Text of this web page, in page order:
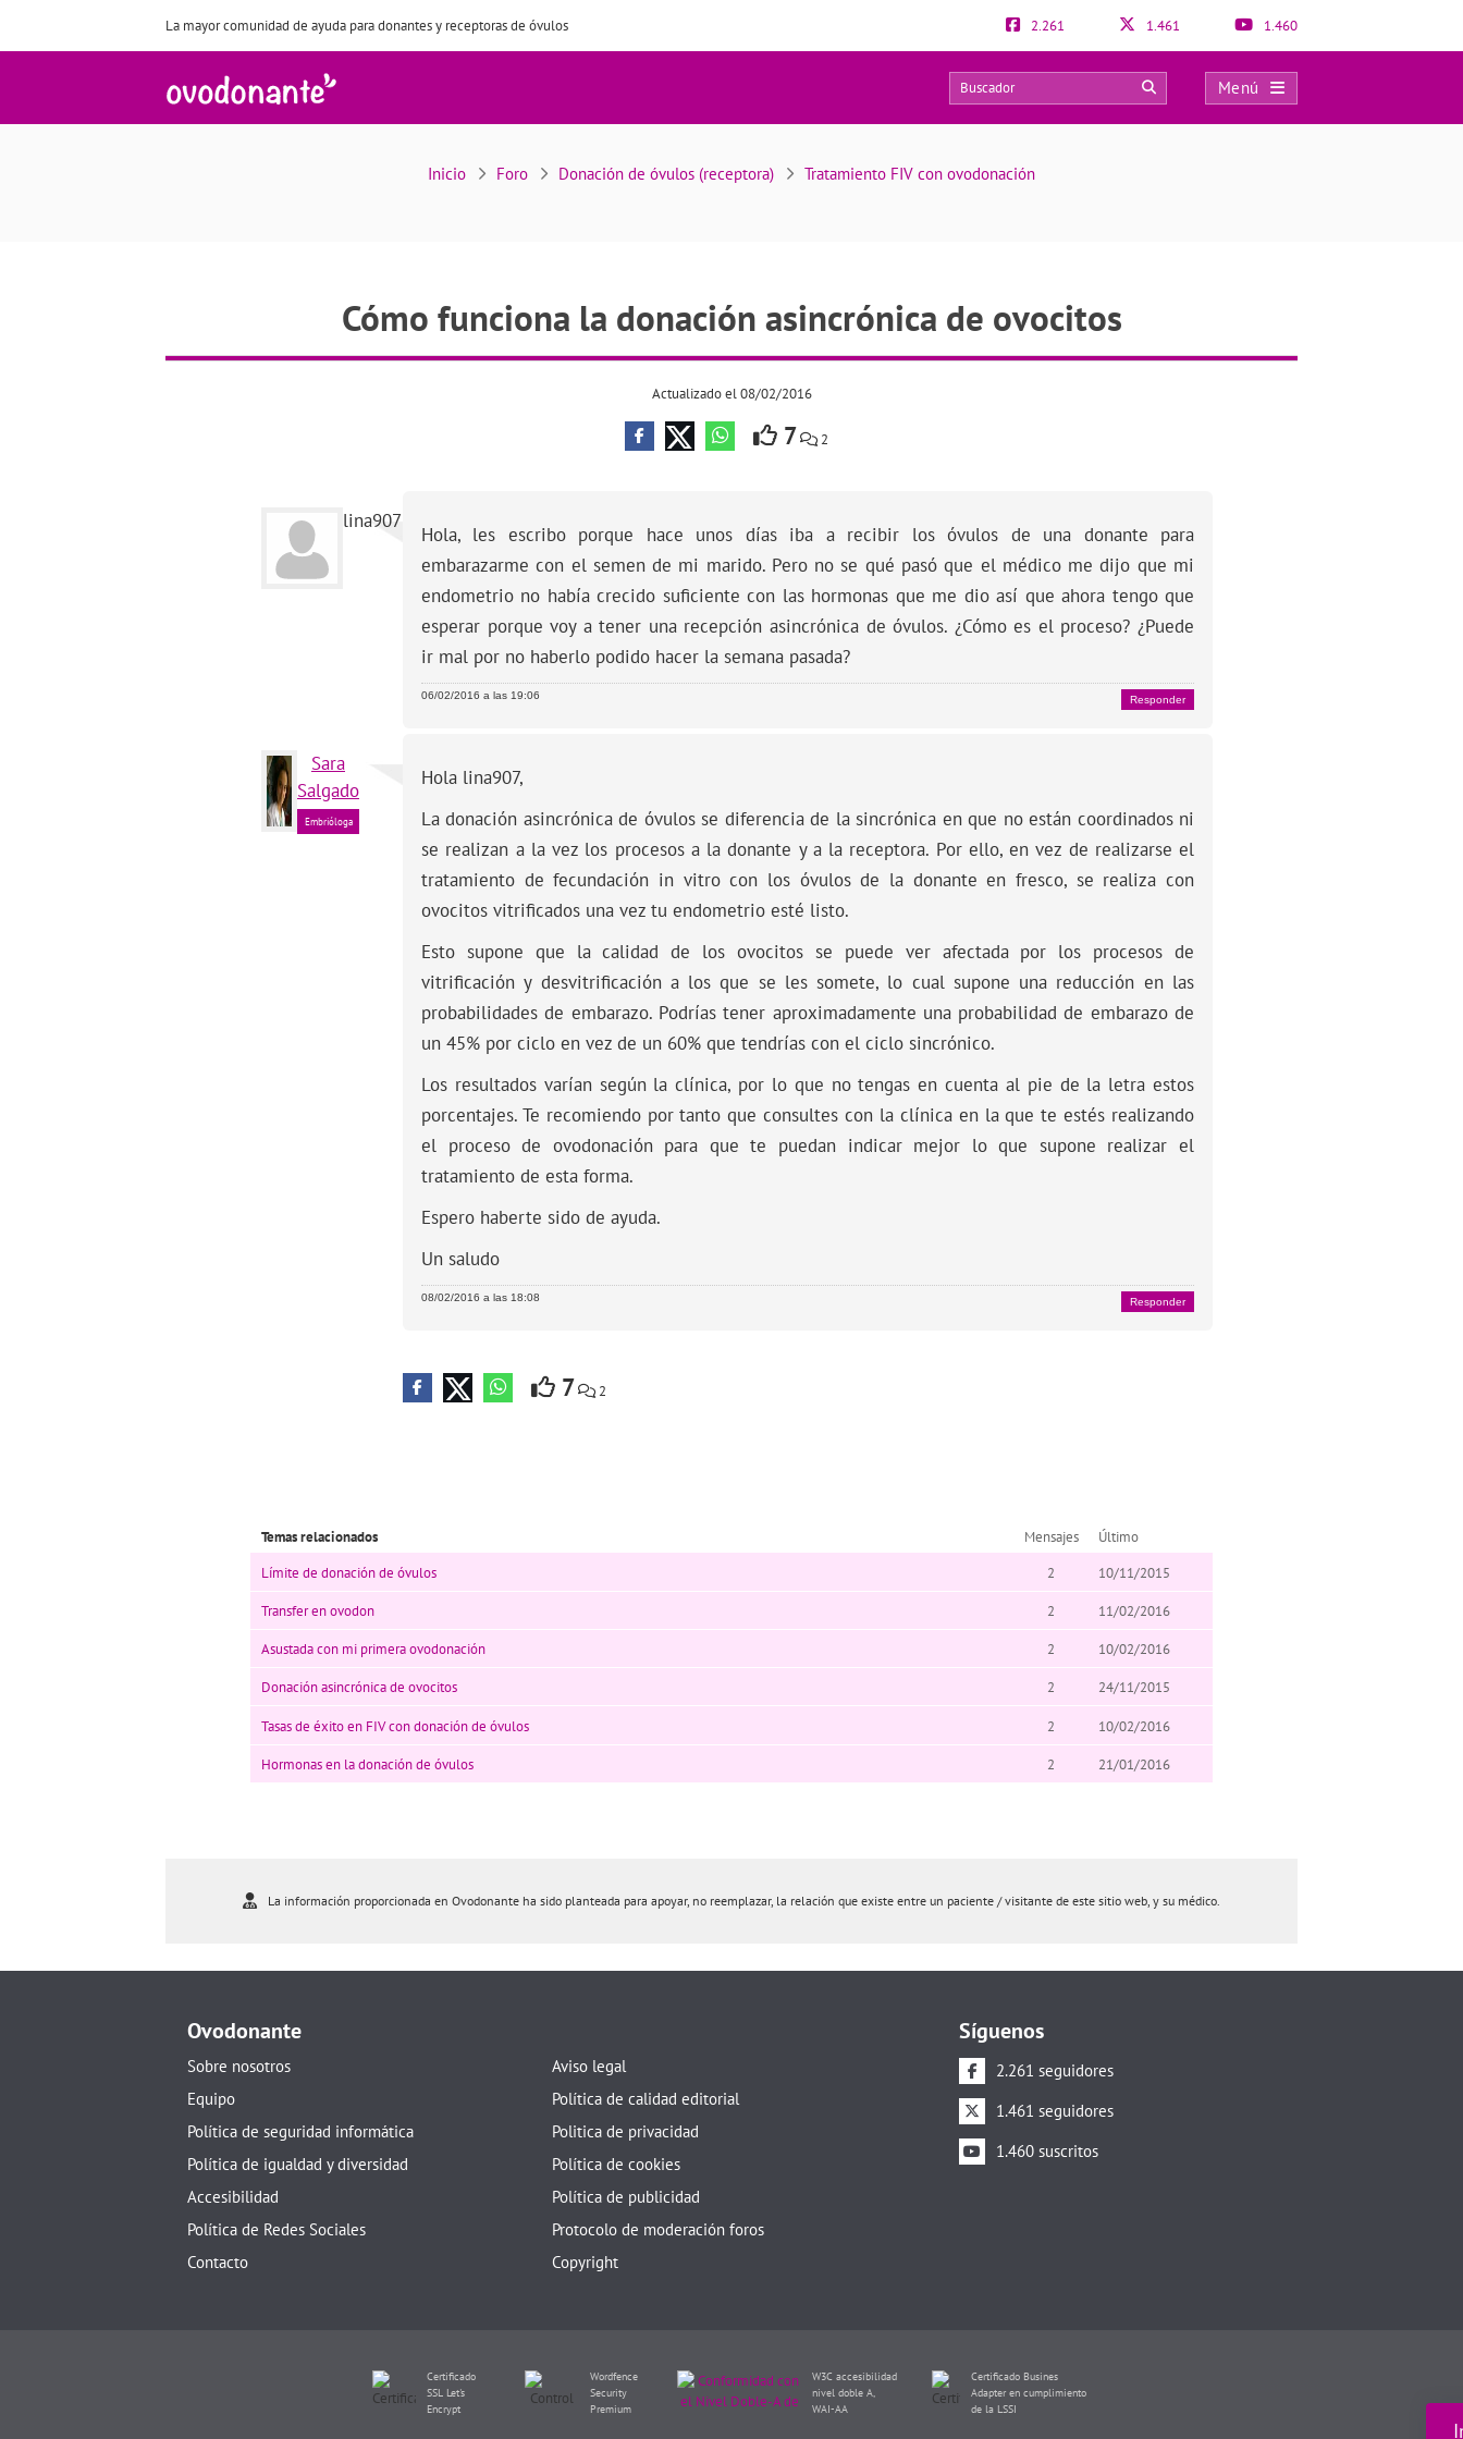
La mayor comunidad de ayuda para donantes y receptoras de óvulos 2.261 1.461 1.460
Menú
Cómo funciona la donación asincrónica de ovocitos
5 0
Inicio Foro Donación de óvulos (receptora) Tratamiento FIV con ovodonación
Cómo funciona la donación asincrónica de ovocitos
Actualizado el 08/02/2016
7 2
lina907
Hola, les escribo porque hace unos días iba a recibir los óvulos de una donante para
embarazarme con el semen de mi marido. Pero no se qué pasó que el médico me dijo que mi
endometrio no había crecido suficiente con las hormonas que me dio así que ahora tengo que
esperar porque voy a tener una recepción asincrónica de óvulos. ¿Cómo es el proceso? ¿Puede
ir mal por no haberlo podido hacer la semana pasada?
06/02/2016 a las 19:06 Responder
Sara
Salgado
Embrióloga
Hola lina907,
La donación asincrónica de óvulos se diferencia de la sincrónica en que no están coordinados ni
se realizan a la vez los procesos a la donante y a la receptora. Por ello, en vez de realizarse el
tratamiento de fecundación in vitro con los óvulos de la donante en fresco, se realiza con
ovocitos vitrificados una vez tu endometrio esté listo.
Esto supone que la calidad de los ovocitos se puede ver afectada por los procesos de
vitrificación y desvitrificación a los que se les somete, lo cual supone una reducción en las
probabilidades de embarazo. Podrías tener aproximadamente una probabilidad de embarazo de
un 45% por ciclo en vez de un 60% que tendrías con el ciclo sincrónico.
Los resultados varían según la clínica, por lo que no tengas en cuenta al pie de la letra estos
porcentajes. Te recomiendo por tanto que consultes con la clínica en la que te estés realizando
el proceso de ovodonación para que te puedan indicar mejor lo que supone realizar el
tratamiento de esta forma.
Espero haberte sido de ayuda.
Un saludo
08/02/2016 a las 18:08 Responder
7 2
Temas relacionados Mensajes
Último
Límite de donación de óvulos
2 10/11/2015
Transfer en ovodon 2 11/02/2016
Asustada con mi primera ovodonación 2 10/02/2016
Donación asincrónica de ovocitos 2 24/11/2015
Tasas de éxito en FIV con donación de óvulos 2 10/02/2016
Hormonas en la donación de óvulos 2 21/01/2016
La información proporcionada en Ovodonante ha sido planteada para apoyar, no reemplazar, la relación que existe entre un paciente / visitante de este sitio web, y su médico.
Ovodonante
Sobre nosotros
Equipo
Política de seguridad informática
Política de igualdad y diversidad
Accesibilidad
Política de Redes Sociales
Contacto
Aviso legal
Política de calidad editorial
Politica de privacidad
Política de cookies
Política de publicidad
Protocolo de moderación foros
Copyright
Síguenos
2.261 seguidores
1.461 seguidores
1.460 suscritos
Certificado
SSL Let's
Encrypt
Wordfence
Security
Premium
W3C accesibilidad
nivel doble A,
WAI-AA
Certificado Busines
Adapter en cumplimiento
de la LSSI